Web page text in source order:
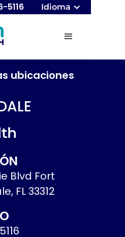
5116 Idioma
ubicaciones
Blvd Fort
FL 33312